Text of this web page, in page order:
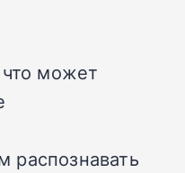
может
распознавать